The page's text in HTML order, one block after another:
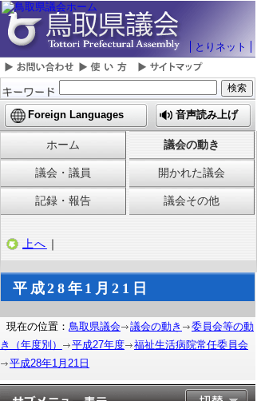
とりネット
Foreign Languages 音声読み上げ
ホーム 議会の動き
議会・議員 開かれた議会
記録・報告 議会その他
上へ ｜
平成28年1月21日
現在の位置： 鳥取県議会 議会の動き
委員会等の動
き（年度別）
平成27年度
福祉生活病院常任委員会
平成28年1月21日